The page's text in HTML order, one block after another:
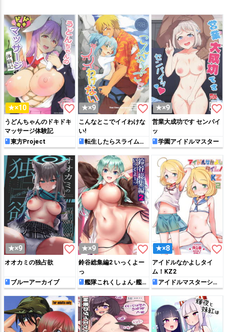
★×10 favorite_border
うどんちゃんのドキドキ
マッサージ体験記
東方Project
★×9 favorite_border
こんなとこでイイわけな
い!
転生したらスライムだ
った件
★×9 favorite_border
営業大成功です センパイ
ッ
学園アイドルマスター
★×9 favorite_border
オオカミの独占欲
ブルーアーカイブ
★×9 favorite_border
鈴谷総集編2 いっくよー
っ
艦隊これくしょん-艦こ
れ-
★×8 favorite_border
アイドルなかよしタイ
ム！KZ2
アイドルマスターシン
デレラガールズ